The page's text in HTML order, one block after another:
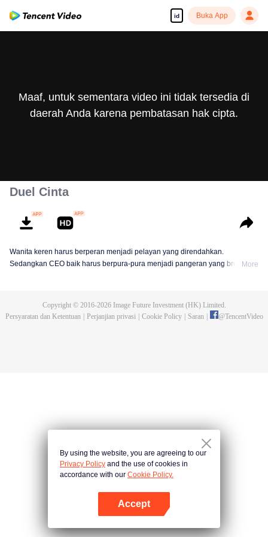
id Buka App
Maaf, untuk sementara video ini tidak tersedia di
daerah Anda karena pembatasan hak cipta.
Duel Cinta
Wanita keren harus berperan menjadi pelayan yang direndahkan.
Sedangkan CEO baik harus berpura-pura menjadi pangeran yang brutal. Si
More
Copyright © 2016-2026Image Future Investment (HK) Limited.
Persyaratan dan Ketentuan
Perjanjian privasi Cookie Policy Saran @TencentVideo
By using the website, you are agreeing to our
Privacy Policy and the use of cookies in
accordance with our Cookie Policy.
Accept